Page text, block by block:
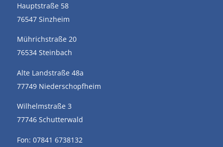
Hauptstraße 58
76547 Sinzheim
Mührichstraße 20
76534 Steinbach
Alte Landstraße 48a
77749 Niederschopfheim
Wilhelmstraße 3
77746 Schutterwald
Fon: 07841 6738132